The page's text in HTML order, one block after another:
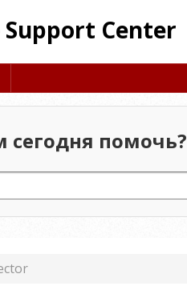
Support Center
помочь?